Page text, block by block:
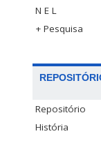
N E L
+ Pesquisa
Repositório
História